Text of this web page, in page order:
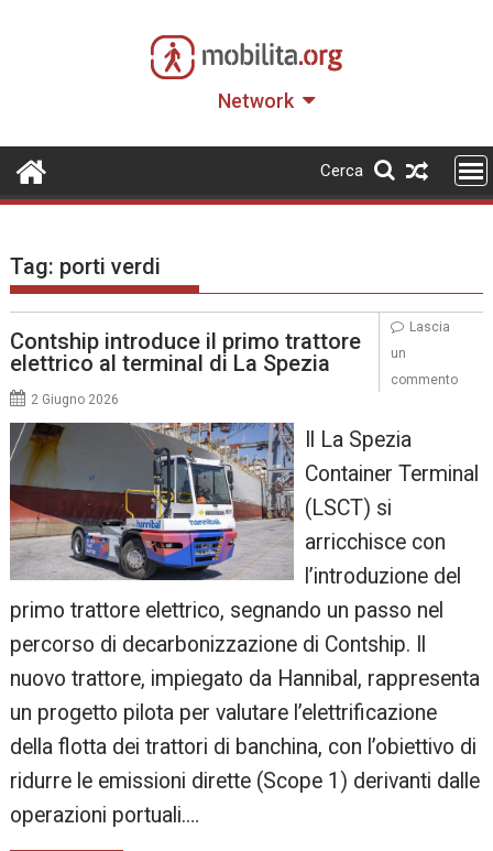
Network
Cerca
Tag: porti verdi
Contship introduce il primo trattore
elettrico al terminal di La Spezia
2 Giugno 2026
Il La Spezia
Container Terminal
(LSCT) si
arricchisce con
l’introduzione del
primo trattore elettrico, segnando un passo nel
percorso di decarbonizzazione di Contship. Il
nuovo trattore, impiegato da Hannibal, rappresenta
un progetto pilota per valutare l’elettrificazione
della flotta dei trattori di banchina, con l’obiettivo di
ridurre le emissioni dirette (Scope 1) derivanti dalle
operazioni portuali.…
Lascia
un
commento